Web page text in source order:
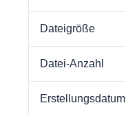
Dateigröße
Datei-Anzahl
Erstellungsdatum